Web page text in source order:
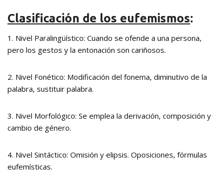
Clasificación de los eufemismos:
1. Nivel Paralingüístico: Cuando se ofende a una persona,
pero los gestos y la entonación son cariñosos.
2. Nivel Fonético: Modificación del fonema, diminutivo de la
palabra, sustituir palabra.
3. Nivel Morfológico: Se emplea la derivación, composición y
cambio de género.
4. Nivel Sintáctico: Omisión y elipsis. Oposiciones, fórmulas
eufemísticas.